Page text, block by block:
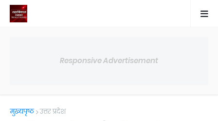
Responsive Advertisement
मुख्यपृष्ठ उत्तर प्रदेश